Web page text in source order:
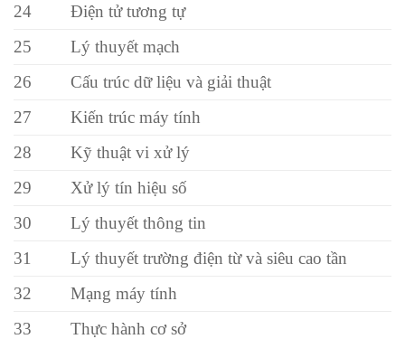
24
Điện tử tương tự
25
Lý thuyết mạch
26
Cấu trúc dữ liệu và giải thuật
27
Kiến trúc máy tính
28
Kỹ thuật vi xử lý
29
Xử lý tín hiệu số
30
Lý thuyết thông tin
31
Lý thuyết trường điện từ và siêu cao tần
32
Mạng máy tính
33
Thực hành cơ sở